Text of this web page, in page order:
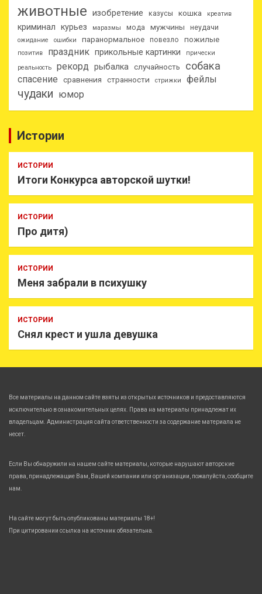
животные изобретение казусы кошка креатив
криминал курьез маразмы мода мужчины неудачи
ожидание ошибки паранормальное повезло пожилые
позитив праздник прикольные картинки
прически
реальность
рекорд рыбалка случайность собака
спасение сравнения странности стрижки фейлы
чудаки юмор
Истории
ИСТОРИИ
Итоги Конкурса авторской шутки!
ИСТОРИИ
Про дитя)
ИСТОРИИ
Меня забрали в психушку
ИСТОРИИ
Снял крест и ушла девушка
Все материалы на данном сайте взяты из открытых источников и предоставляются
исключительно в ознакомительных целях. Права на материалы принадлежат их
владельцам. Администрация сайта ответственности за содержание материала не
несет.
Если Вы обнаружили на нашем сайте материалы, которые нарушают авторские
права, принадлежащие Вам, Вашей компании или организации, пожалуйста, сообщите
нам.
На сайте могут быть опубликованы материалы 18+!
При цитировании ссылка на источник обязательна.